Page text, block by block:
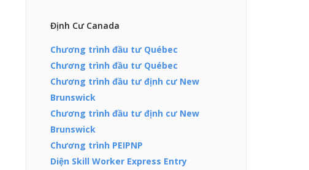
Định Cư Canada
Chương trình đầu tư Québec
Chương trình đầu tư Québec
Chương trình đầu tư định cư New
Brunswick
Chương trình đầu tư định cư New
Brunswick
Chương trình PEIPNP
Diện Skill Worker Express Entry